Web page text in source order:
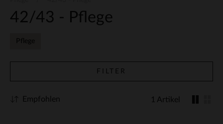
42/43 - Pflege
Pflege
FILTER
1 Artikel
Empfohlen